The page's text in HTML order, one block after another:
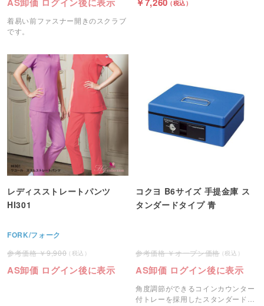
着易い前ファスナー開きのスクラブ
です。
レディスストレートパンツ
HI301
FORK/フォーク
9,900
AS卸価 ログイン後に表示
コクヨ B6サイズ 手提金庫 ス
タンダードタイプ 青
オープン価格
AS卸価 ログイン後に表示
角度調節ができるコインカウンター
付トレーを採用したスタンダードな